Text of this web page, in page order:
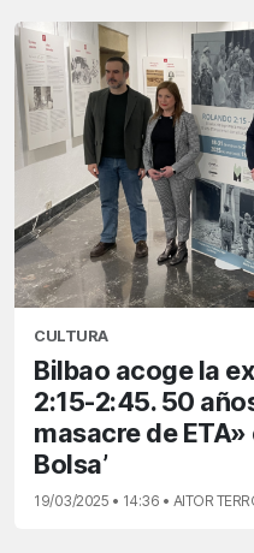
CULTURA
Bilbao acoge la
2:15-2:45. 50
masacre de ETA»
Bolsa’
19/03/2025 • 14:36 • AITOR